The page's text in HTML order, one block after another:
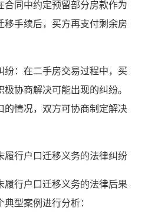
同中约定预留部分房款作为
手续后，买方再支付剩余房
：在二手房交易过程中，买
协商解决可能出现的纠纷。
情况，双方可协商制定解决
行户口迁移义务的法律纠纷
行户口迁移义务的法律后果
型案例进行分析：